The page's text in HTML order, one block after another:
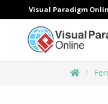
Visual Paradigm